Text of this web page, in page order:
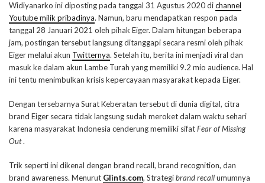
Widiyanarko ini diposting pada tanggal 31 Agustus 2020 dichannel
Youtube milik pribadinya. Namun, baru mendapatkan respon pada
tanggal 28 Januari 2021 oleh pihak Eiger. Dalam hitungan beberapa
jam, postingan tersebut langsung ditanggapi secara resmi oleh pihak
Eiger melalui akun Twitternya. Setelah itu, berita ini menjadiviral dan
masuk ke dalam akun Lambe Turah yang memiliki 9.2 mio audience. Hal
ini tentu menimbulkan krisis kepercayaan masyarakat kepada Eiger.
Dengan tersebarnya Surat Keberatan tersebut di dunia digital, citra
brand Eiger secara tidak langsung sudah meroket dalam waktu sehari
karena masyarakat Indonesia cenderung memiliki sifatFear of Missing
Out.
Trik seperti ini dikenal dengan brand recall, brand recognition, dan
brand awareness. Menurut Glints.com, Strategibrand recallumumnya